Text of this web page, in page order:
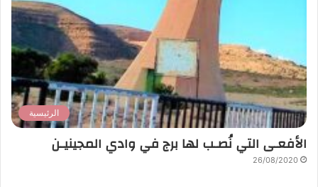
الرئيسية
الأفعـى التي نُصـب لها برج في وادي المجينيـن
26/08/2020